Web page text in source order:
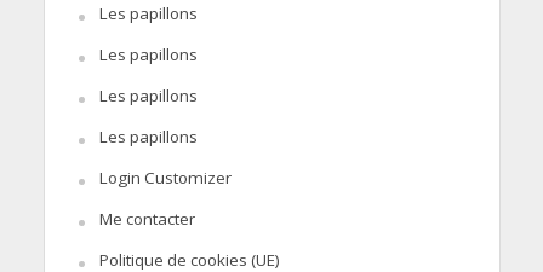
Les papillons
Les papillons
Les papillons
Les papillons
Login Customizer
Me contacter
Politique de cookies (UE)